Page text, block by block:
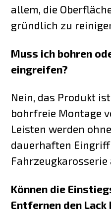
allem, die
gründlich zu
Muss ich bohren
eingreifen?
Nein, das Produkt
bohrfreie Montage
Leisten werden
dauerhaften
Fahrzeugkarosserie
Können die
Entfernen den Lack